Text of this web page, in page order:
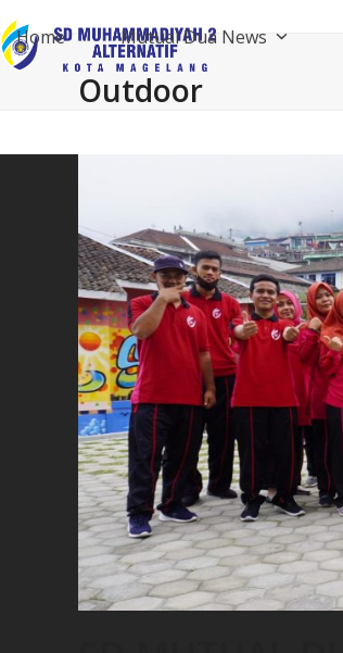
to
content
Home Mutual Dua News
Outdoor